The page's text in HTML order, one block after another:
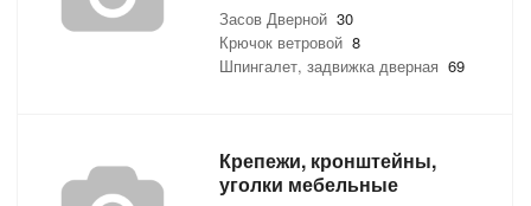
ТОВАРЫ ДЛЯ ОТДЫХА И ТУРИЗМА
ЭЛЕКТРОМОНТАЖНЫЕ ТОВАРЫ, СВЕТОТЕХНИКА
Засов Дверной 30
Крючок ветровой 8
Шпингалет, задвижка дверная 69
Крепежи, кронштейны,
уголки мебельные